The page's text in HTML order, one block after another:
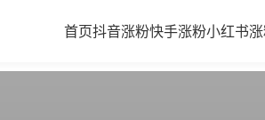
首页抖音涨粉快手涨粉小红书